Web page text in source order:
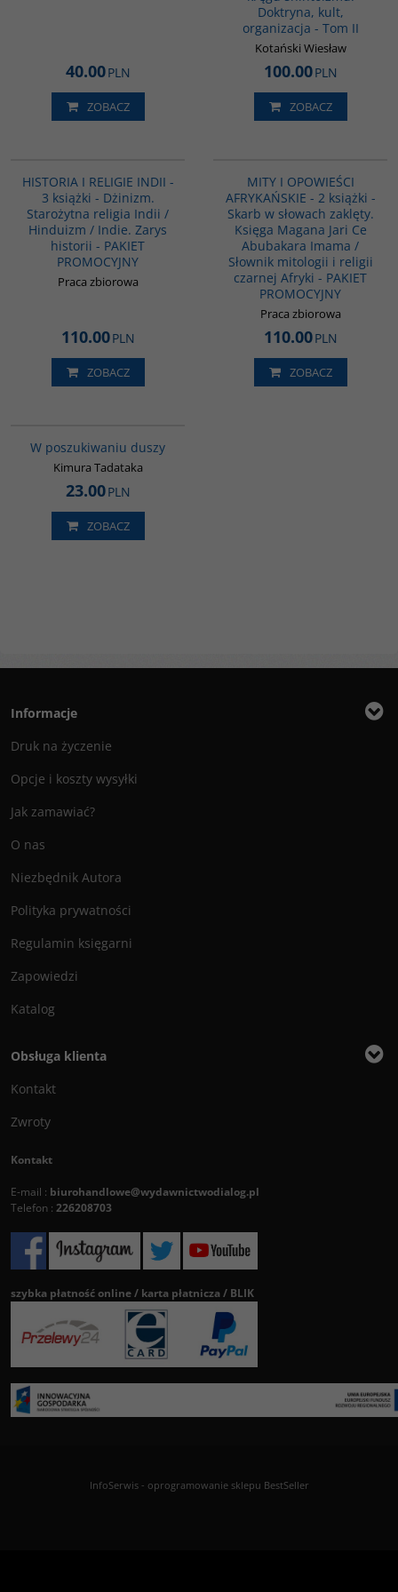
40.00PLN
ZOBACZ
Doktryna, kult,
organizacja - Tom II
Kotański Wiesław
100.00PLN
ZOBACZ
HISTORIA I RELIGIE INDII -
3 książki - Dżinizm.
Starożytna religia Indii /
Hinduizm / Indie. Zarys
historii - PAKIET
PROMOCYJNY
Praca zbiorowa
110.00PLN
ZOBACZ
MITY I OPOWIEŚCI
AFRYKAŃSKIE - 2 książki -
Skarb w słowach zaklęty.
Księga Magana Jari Ce
Abubakara Imama /
Słownik mitologii i religii
czarnej Afryki - PAKIET
PROMOCYJNY
Praca zbiorowa
110.00PLN
ZOBACZ
W poszukiwaniu duszy
Kimura Tadataka
23.00PLN
ZOBACZ
Informacje
Druk na życzenie
Opcje i koszty wysyłki
Jak zamawiać?
O nas
Niezbędnik Autora
Polityka prywatności
Regulamin księgarni
Zapowiedzi
Katalog
Obsługa klienta
Kontakt
Zwroty
Kontakt
E-mail : biurohandlowe@wydawnictwodialog.pl
Telefon : 226208703
szybka płatność online / karta płatnicza / BLIK
InfoSerwis- oprogramowanie sklepu BestSeller